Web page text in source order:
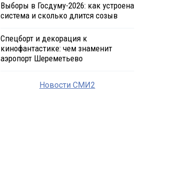
Выборы в Госдуму-2026: как устроена
система и сколько длится созыв
Спецборт и декорация к
кинофантастике: чем знаменит
аэропорт Шереметьево
Новости СМИ2